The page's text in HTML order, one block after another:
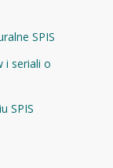
SPIS
i seriali o
SPIS